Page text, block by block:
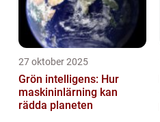
27 oktober 2025
Grön intelligens: Hur
maskininlärning kan
rädda planeten